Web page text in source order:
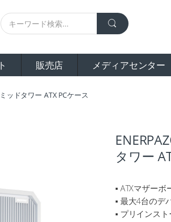
販売店 メディアセンター
ッドタワー ATX PCケース
タワー
▪ ATXマザー
▪ 最大4台のデ
▪ プリインス